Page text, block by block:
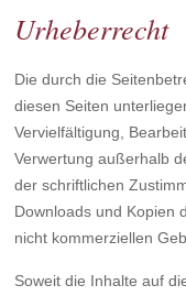
Urheberrecht
Die durch die
diesen Seiten
Vervielfältigung,
Verwertung außerhalb
der schriftlichen
Downloads und Kopien
nicht kommerziellen
Soweit die Inhalte auf